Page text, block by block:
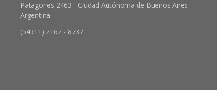
Patagones 2463 - Ciudad Autónoma de Buenos Aires -
Argentina
(54911) 2162 - 8737